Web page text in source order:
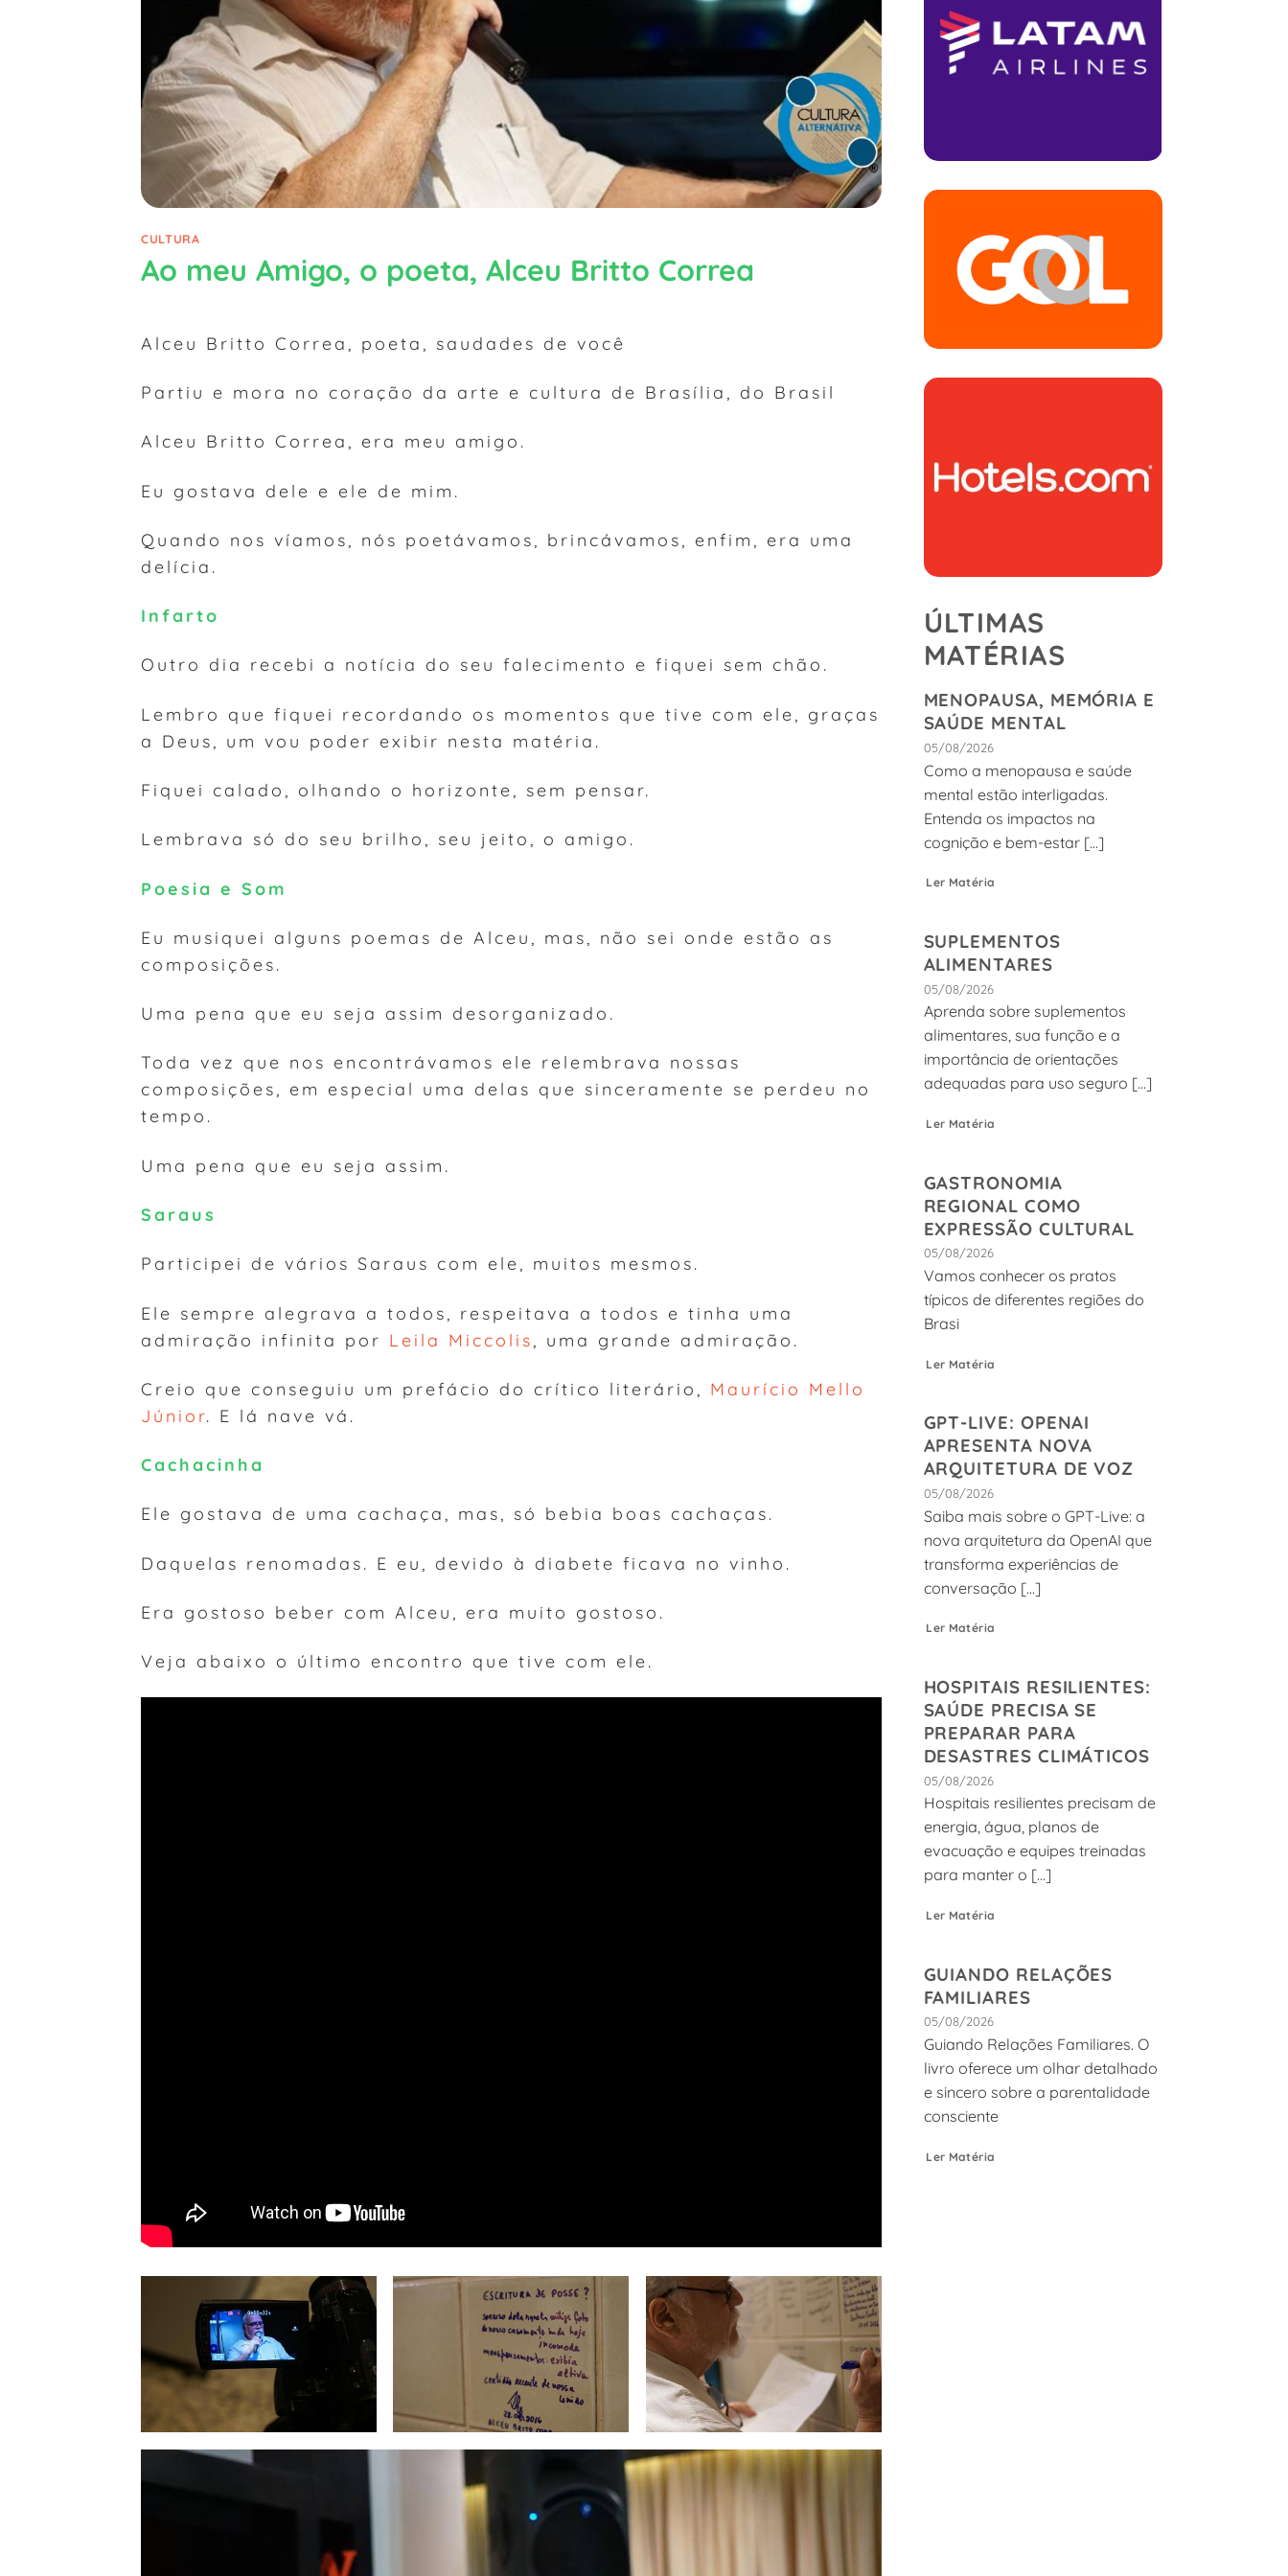
CULTURA
Ao meu Amigo, o poeta, Alceu Britto Correa
Alceu Britto Correa, poeta, saudades de você
Partiu e mora no coração da arte e cultura de Brasília, do Brasil
Alceu Britto Correa, era meu amigo.
Eu gostava dele e ele de mim.
Quando nos víamos, nós poetávamos, brincávamos, enfim, era uma
delícia.
Infarto
Outro dia recebi a notícia do seu falecimento e fiquei sem chão.
Lembro que fiquei recordando os momentos que tive com ele, graças
a Deus, um vou poder exibir nesta matéria.
Fiquei calado, olhando o horizonte, sem pensar.
Lembrava só do seu brilho, seu jeito, o amigo.
Poesia e Som
Eu musiquei alguns poemas de Alceu, mas, não sei onde estão as
composições.
Uma pena que eu seja assim desorganizado.
Toda vez que nos encontrávamos ele relembrava nossas
composições, em especial uma delas que sinceramente se perdeu no
tempo.
Uma pena que eu seja assim.
Saraus
Participei de vários Saraus com ele, muitos mesmos.
Ele sempre alegrava a todos, respeitava a todos e tinha uma
admiração infinita por Leila Miccolis , uma grande admiração.
Creio que conseguiu um prefácio do crítico literário, Maurício Mello
Júnior. E lá nave vá.
Cachacinha
Ele gostava de uma cachaça, mas, só bebia boas cachaças.
Daquelas renomadas. E eu, devido à diabete ficava no vinho.
Era gostoso beber com Alceu, era muito gostoso.
Veja abaixo o último encontro que tive com ele.
ÚLTIMAS
MATÉRIAS
MENOPAUSA, MEMÓRIA E
SAÚDE MENTAL
05/08/2026
Como a menopausa e saúde
mental estão interligadas.
Entenda os impactos na
cognição e bem-estar [...]
Ler Matéria
SUPLEMENTOS
ALIMENTARES
05/08/2026
Aprenda sobre suplementos
alimentares, sua função e a
importância de orientações
adequadas para uso seguro [...]
Ler Matéria
GASTRONOMIA
REGIONAL COMO
EXPRESSÃO CULTURAL
05/08/2026
Vamos conhecer os pratos
típicos de diferentes regiões do
Brasi
Ler Matéria
GPT-LIVE: OPENAI
APRESENTA NOVA
ARQUITETURA DE VOZ
05/08/2026
Saiba mais sobre o GPT-Live: a
nova arquitetura da OpenAI que
transforma experiências de
conversação [...]
Ler Matéria
HOSPITAIS RESILIENTES:
SAÚDE PRECISA SE
PREPARAR PARA
DESASTRES CLIMÁTICOS
05/08/2026
Hospitais resilientes precisam de
energia, água, planos de
evacuação e equipes treinadas
para manter o [...]
Ler Matéria
GUIANDO RELAÇÕES
FAMILIARES
05/08/2026
Guiando Relações Familiares. O
livro oferece um olhar detalhado
e sincero sobre a parentalidade
consciente
Ler Matéria